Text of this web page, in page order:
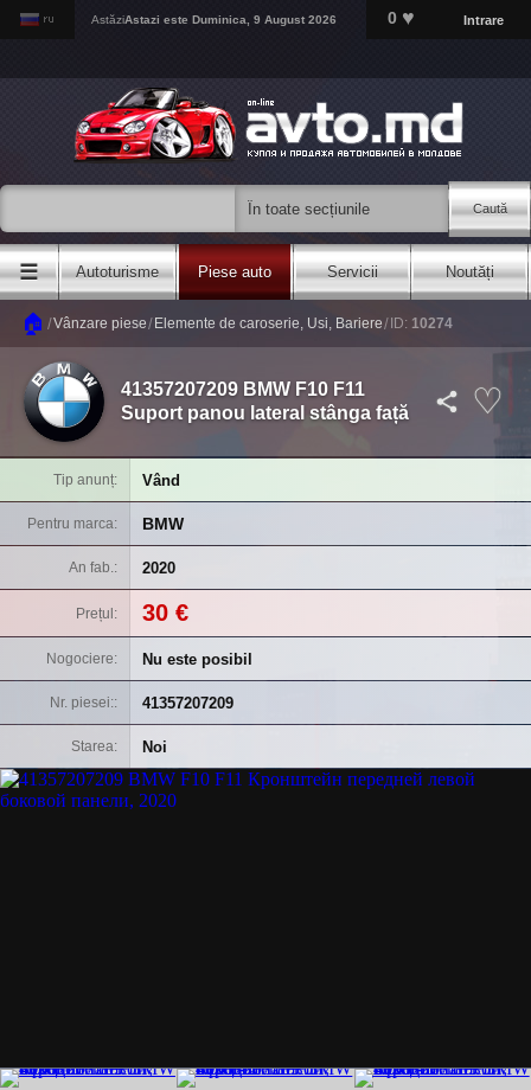
AstăziAstazi este Duminica, 9 August 2026 0 ♥ Intrare
Caută
☰ Autoturisme Piese auto Servicii Noutăți
🏠 /Vânzare piese/ Elemente de caroserie, Usi, Bariere/ ID: 10274
41357207209 BMW F10 F11
Suport panou lateral stânga față
Tip anunț Vând
Pentru marca BMW
An fab. 2020
Prețul 30 €
Nogociere Nu este posibil
Nr. piesei: 41357207209
Starea Noi